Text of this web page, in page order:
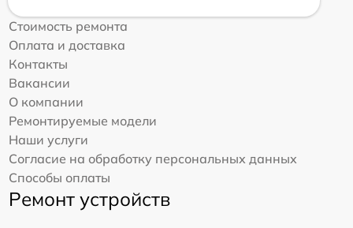
Стоимость ремонта
Оплата и доставка
Контакты
Вакансии
О компании
Ремонтируемые модели
Наши услуги
Согласие на обработку персональных данных
Способы оплаты
Ремонт устройств